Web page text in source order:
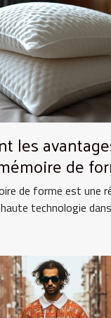
les
de
de forme est une
technologie